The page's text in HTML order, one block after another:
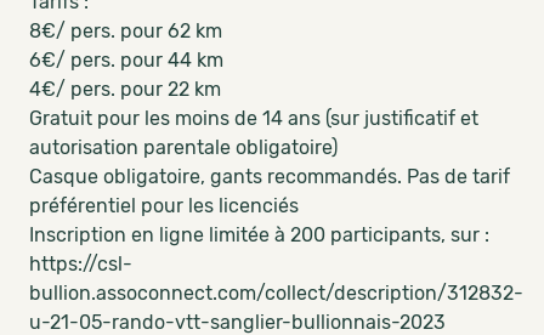
8€/ pers. pour 62 km
6€/ pers. pour 44 km
4€/ pers. pour 22 km
Gratuit pour les moins de 14 ans (sur justificatif et
autorisation parentale obligatoire)
Casque obligatoire, gants recommandés. Pas de tarif
préférentiel pour les licenciés
Inscription en ligne limitée à 200 participants, sur :
https://csl-
bullion.assoconnect.com/collect/description/312832-
u-21-05-rando-vtt-sanglier-bullionnais-2023